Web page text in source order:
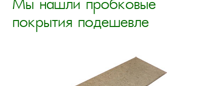
Мы нашли пробковые
покрытия подешевле